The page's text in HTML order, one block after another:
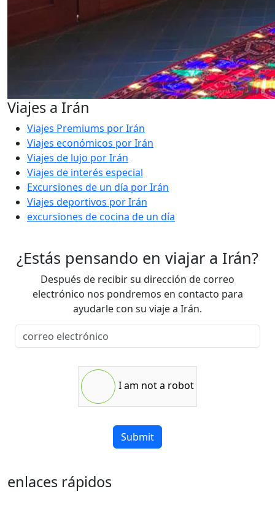
Viajes a Irán
Viajes Premiums por Irán
Viajes económicos por Irán
Viajes de lujo por Irán
Viajes de interés especial
Excursiones de un día por Irán
Viajes deportivos por Irán
excursiones de cocina de un día
¿Estás pensando en viajar a Irán?
Después de recibir su dirección de correo
electrónico nos pondremos en contacto para
ayudarle con su viaje a Irán.
I am not a robot
Submit
enlaces rápidos